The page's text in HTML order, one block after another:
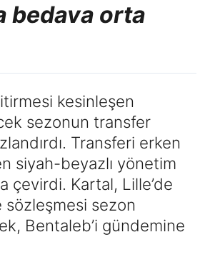
bedava orta
kesinleşen
sezonun transfer
Transferi erken
siyah-beyazlı yönetim
çevirdi. Kartal, Lille’de
sezon
Bentaleb’i gündemine